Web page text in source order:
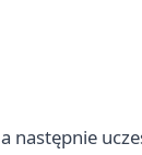
następnie